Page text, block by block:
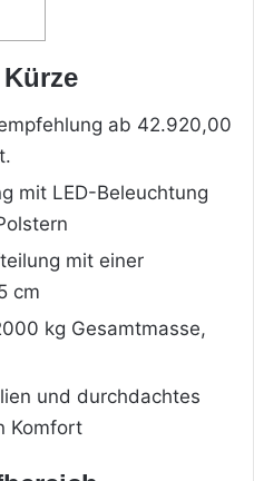
ab 42.920,00
mit LED-Beleuchtung
mit einer
cm
kg Gesamtmasse,
und durchdachtes
Komfort